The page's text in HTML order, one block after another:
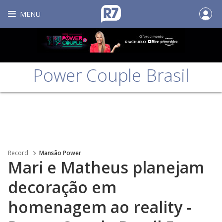
MENU
Power Couple Brasil
Record Mansão Power
Mari e Matheus planejam
decoração em
homenagem ao reality -